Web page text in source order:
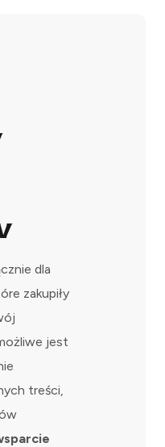
dla
zakupiły
jest
treści,